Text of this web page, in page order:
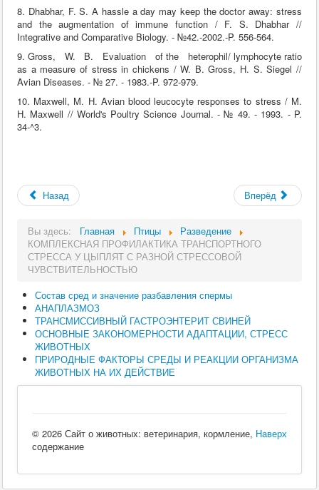
8. Dhabhar, F. S. A hassle a day may keep the doctor away: stress
and the augmentation of immune function / F. S. Dhabhar //
Integrative and Comparative Biology. - №42.-2002.-P. 556-564.
9. Gross, W. B. Evaluation of the heterophil/ lymphocyte ratio
as a measure of stress in chickens / W. B. Gross, H. S. Siegel //
Avian Diseases. - № 27. - 1983.-P. 972-979.
10. Maxwell, M. H. Avian blood leucocyte responses to stress / M.
H. Maxwell // World's Poultry Science Journal. - № 49. - 1993. - P.
34-^3.
Назад Вперёд
Вы здесь: Главная Птицы
Разведение
КОМПЛЕКСНАЯ ПРОФИЛАКТИКА ТРАНСПОРТНОГО
СТРЕССА У ЦЫПЛЯТ С РАЗНОЙ СТРЕССОВОЙ
ЧУВСТВИТЕЛЬНОСТЬЮ
Состав сред и значение разбавления спермы
АНАПЛАЗМОЗ
ТРАНСМИССИВНЫЙ ГАСТРОЭНТЕРИТ СВИНЕЙ
ОСНОВНЫЕ ЗАКОНОМЕРНОСТИ АДАПТАЦИИ, СТРЕСС
ЖИВОТНЫХ
ПРИРОДНЫЕ ФАКТОРЫ СРЕДЫ И РЕАКЦИИ ОРГАНИЗМА
ЖИВОТНЫХ НА ИХ ДЕЙСТВИЕ
Наверх
© 2026 Сайт о животных: ветеринария, кормление,
содержание